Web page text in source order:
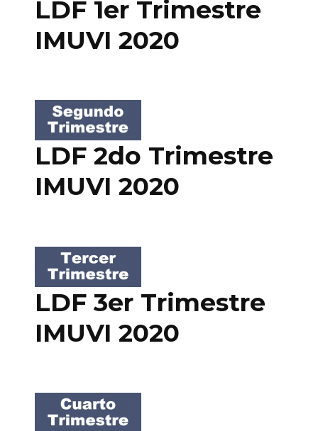
LDF 1er Trimestre
IMUVI 2020
LDF 2do Trimestre
IMUVI 2020
LDF 3er Trimestre
IMUVI 2020